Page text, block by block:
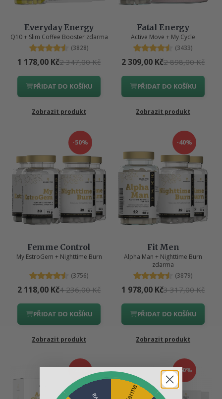
Everyday Energy
Q10 + Slim Coffee Booster zdarma
(3828)
1 178,00 Kč2 347,00 Kč
PŘIDAT DO KOŠÍKU
Zobrazit produkt
Fatal Energy
Active Move + My Cycle
(3433)
2 309,00 Kč2 898,00 Kč
PŘIDAT DO KOŠÍKU
Zobrazit produkt
-50%
Femme Control
My EstroGem + Nighttime Burn
(3756)
2 118,00 Kč4 236,00 Kč
PŘIDAT DO KOŠÍKU
Zobrazit produkt
-40%
Fit Men
Alpha Man + Nighttime Burn
zdarma
(3879)
1 978,00 Kč3 317,00 Kč
PŘIDAT DO KOŠÍKU
Zobrazit produkt
-20% -60%